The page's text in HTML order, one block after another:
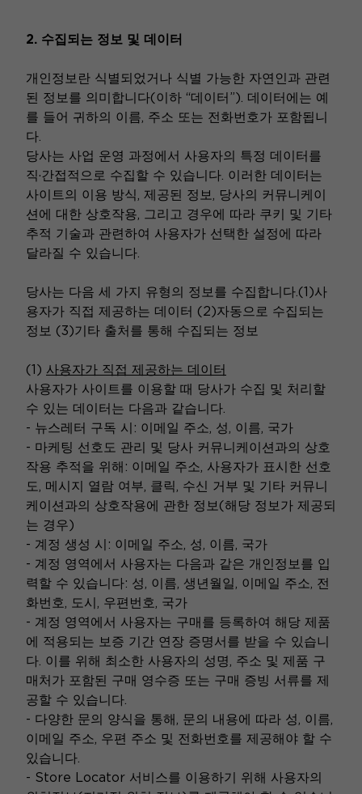
2. 수집되는 정보 및 데이터
개인정보란 식별되었거나 식별 가능한 자연인과 관련
된 정보를 의미합니다(이하 “데이터”). 데이터에는 예
를 들어 귀하의 이름, 주소 또는 전화번호가 포함됩니
다.
당사는 사업 운영 과정에서 사용자의 특정 데이터를
직·간접적으로 수집할 수 있습니다. 이러한 데이터는
사이트의 이용 방식, 제공된 정보, 당사의 커뮤니케이
션에 대한 상호작용, 그리고 경우에 따라 쿠키 및 기타
추적 기술과 관련하여 사용자가 선택한 설정에 따라
달라질 수 있습니다.
당사는 다음 세 가지 유형의 정보를 수집합니다.(1)사
용자가 직접 제공하는 데이터 (2)자동으로 수집되는
정보 (3)기타 출처를 통해 수집되는 정보
(1) 사용자가 직접 제공하는 데이터
사용자가 사이트를 이용할 때 당사가 수집 및 처리할
수 있는 데이터는 다음과 같습니다.
- 뉴스레터 구독 시: 이메일 주소, 성, 이름, 국가
- 마케팅 선호도 관리 및 당사 커뮤니케이션과의 상호
작용 추적을 위해: 이메일 주소, 사용자가 표시한 선호
도, 메시지 열람 여부, 클릭, 수신 거부 및 기타 커뮤니
케이션과의 상호작용에 관한 정보(해당 정보가 제공되
는 경우)
- 계정 생성 시: 이메일 주소, 성, 이름, 국가
- 계정 영역에서 사용자는 다음과 같은 개인정보를 입
력할 수 있습니다: 성, 이름, 생년월일, 이메일 주소, 전
화번호, 도시, 우편번호, 국가
- 계정 영역에서 사용자는 구매를 등록하여 해당 제품
에 적용되는 보증 기간 연장 증명서를 받을 수 있습니
다. 이를 위해 최소한 사용자의 성명, 주소 및 제품 구
매처가 포함된 구매 영수증 또는 구매 증빙 서류를 제
공할 수 있습니다.
- 다양한 문의 양식을 통해, 문의 내용에 따라 성, 이름,
이메일 주소, 우편 주소 및 전화번호를 제공해야 할 수
있습니다.
- Store Locator 서비스를 이용하기 위해 사용자의